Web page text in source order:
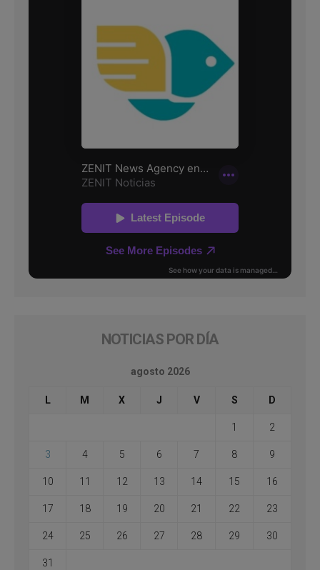
NOTICIAS POR DÍA
agosto 2026
L M X J V S D
1 2
3 4 5 6 7 8 9
10 11 12 13 14 15 16
17 18 19 20 21 22 23
24 25 26 27 28 29 30
31